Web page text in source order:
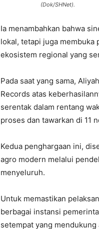
(Dok/SHNet).
Ia menambahkan bahwa
lokal, tetapi juga membuka
ekosistem regional yang
Pada saat yang sama,
Records atas
serentak dalam rentang
proses dan tawarkan di 11
Kedua penghargaan ini,
agro modern melalui
menyeluruh.
Untuk memastikan
berbagai instansi
setempat yang